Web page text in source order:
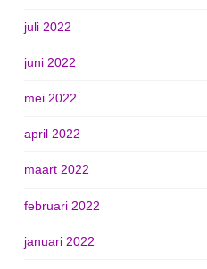
juli 2022
juni 2022
mei 2022
april 2022
maart 2022
februari 2022
januari 2022